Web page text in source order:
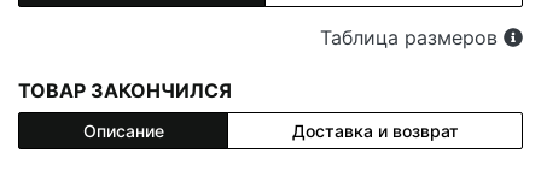
Таблица размеров
ТОВАР ЗАКОНЧИЛСЯ
Описание Доставка и возврат